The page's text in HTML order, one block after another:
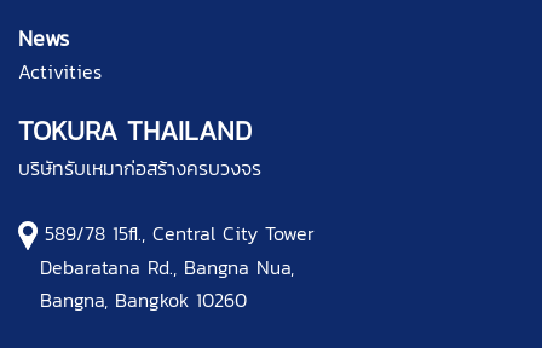
News
Activities
TOKURA THAILAND
บริษัทรับเหมาก่อสร้างครบวงจร
589/78 15fl., Central City Tower
Debaratana Rd., Bangna Nua,
Bangna, Bangkok 10260